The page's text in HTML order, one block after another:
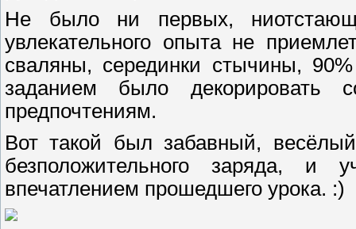
Не было ни первых,
увлекательного опыта не
сваляны, серединки стычины,
заданием было декорировать
предпочтениям.
Вот такой был забавный,
безположительного заряда,
впечатлением прошедшего урока. :)